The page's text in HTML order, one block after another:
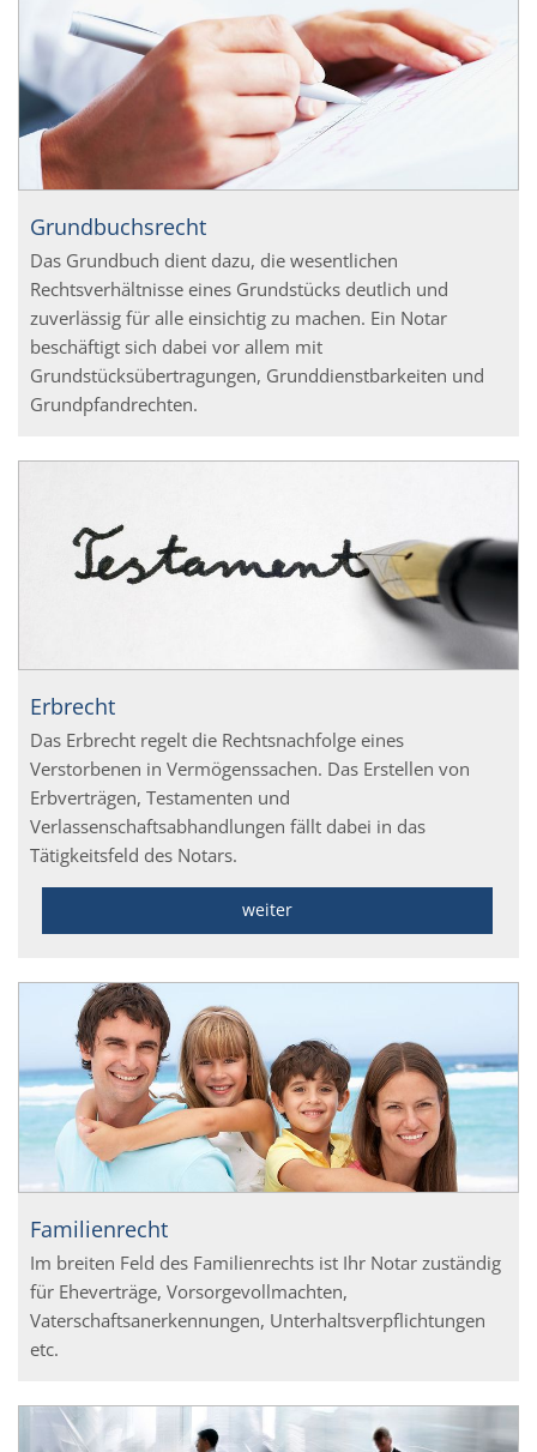
Grundbuchsrecht
Das Grundbuch dient dazu, die wesentlichen
Rechtsverhältnisse eines Grundstücks deutlich und
zuverlässig für alle einsichtig zu machen. Ein Notar
beschäftigt sich dabei vor allem mit
Grundstücksübertragungen, Grunddienstbarkeiten und
Grundpfandrechten.
Erbrecht
Das Erbrecht regelt die Rechtsnachfolge eines
Verstorbenen in Vermögenssachen. Das Erstellen von
Erbverträgen, Testamenten und
Verlassenschaftsabhandlungen fällt dabei in das
Tätigkeitsfeld des Notars.
weiter
Familienrecht
Im breiten Feld des Familienrechts ist Ihr Notar zuständig
für Eheverträge, Vorsorgevollmachten,
Vaterschaftsanerkennungen, Unterhaltsverpflichtungen
etc.